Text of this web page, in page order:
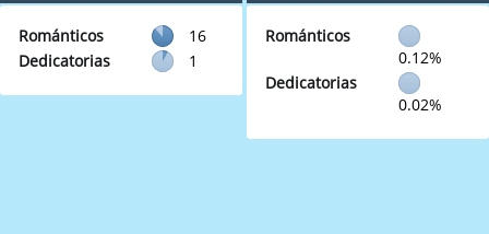
Románticos
16
Dedicatorias
1
Románticos
0.12%
Dedicatorias
0.02%